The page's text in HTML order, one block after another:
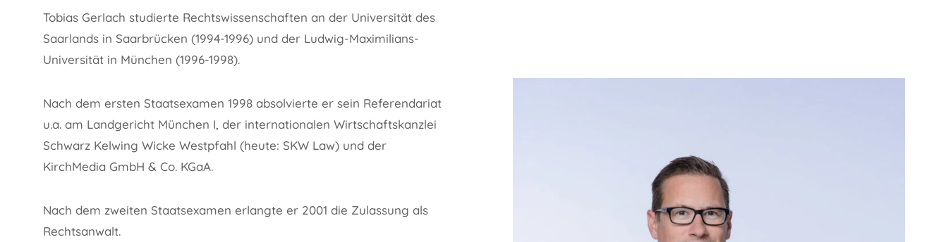
Tobias Gerlach studierte Rechtswissenschaften an der Universität des
Saarlands in Saarbrücken (1994-1996) und der Ludwig-Maximilians-
Universität in München (1996-1998).
Nach dem ersten Staatsexamen 1998 absolvierte er sein Referendariat
u.a. am Landgericht München I, der internationalen Wirtschaftskanzlei
Schwarz Kelwing Wicke Westpfahl (heute: SKW Law) und der
KirchMedia GmbH & Co. KGaA.
Nach dem zweiten Staatsexamen erlangte er 2001 die Zulassung als
Rechtsanwalt.